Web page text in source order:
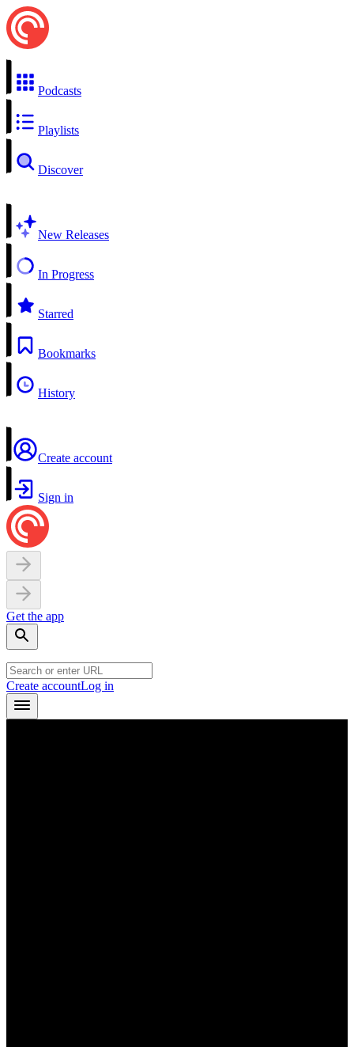
Podcasts
Playlists
Discover
New Releases
In Progress
Starred
Bookmarks
History
Create account
Sign in
Get the app
Create accountLog in